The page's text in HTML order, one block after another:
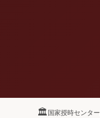
🏛️ 国家授時センター